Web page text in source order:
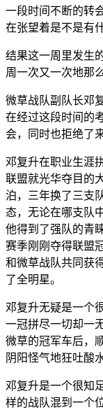
一段时间不断的转
在张望着是不是有
结果这一周里发生
周一次又一次地那
微草战队副队长邓
在经过这段时间的
会，同时也拒绝了
邓复升在职业生涯
联盟就光华夺目的
泊，三年换了三支
态，无论在哪支队
他得到了强队的青
赛季刚刚夺得联盟
和微草战队共同获
了全明星。
邓复升无疑是一个
一冠拼尽一切却一
微草的冠军车后，
阴阳怪气地狂吐酸水
邓复升是一个很知
样的战队混到一个